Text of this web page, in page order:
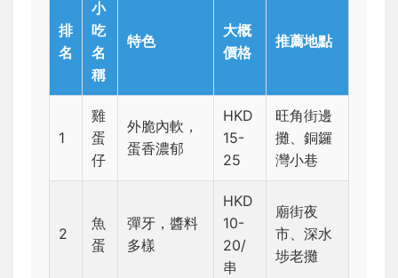
排
名
小
吃
名
稱
特色
大概
價格
推薦地點
1
雞
蛋
仔
外脆內軟，
蛋香濃郁
HKD
15-
25
旺角街邊
攤、銅鑼
灣小巷
2
魚
蛋
彈牙，醬料
多樣
HKD
10-
20/
串
廟街夜
市、深水
埗老攤